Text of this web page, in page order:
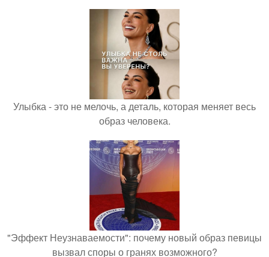
Улыбка - это не мелочь, а деталь, которая меняет весь
образ человека.
"Эффект Неузнаваемости": почему новый образ певицы
вызвал споры о гранях возможного?